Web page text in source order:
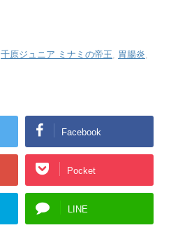
千原ジュニア ミナミの帝王 胃腸炎
Facebook
Pocket
LINE